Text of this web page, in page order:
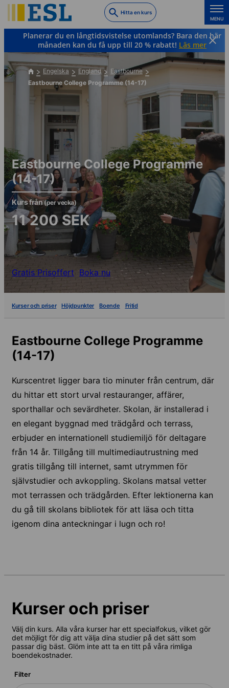
to
main
content
Hitta en kurs
MENU
Planerar du en långtidsvistelse utomlands? Bara den här
månaden kan du få upp till 20 % rabatt! Läs mer
Engelska England
Eastbourne
Eastbourne College Programme (14-17)
Eastbourne College Programme
(14-17)
Kurs från(per vecka)
11 200SEK
Gratis Prisoffert Boka nu
Kurser och priser Höjdpunkter Boende Fritid
Eastbourne College Programme
(14-17)
Kurscentret ligger bara tio minuter från centrum, där
du hittar ett stort urval restauranger, affärer,
sporthallar och sevärdheter. Skolan, är installerad i
en elegant byggnad med trädgård och terrass,
erbjuder en internationell studiemiljö för deltagare
från 14 år. Tillgång till multimediautrustning med
gratis tillgång till internet, samt utrymmen för
självstudier och avkoppling. Skolans matsal vetter
mot terrassen och trädgården. Efter lektionerna kan
du gå till skolans bibliotek för att läsa och titta
igenom dina anteckningar i lugn och ro!
Kurser och priser
Välj din kurs. Alla våra kurser har ett specialfokus, vilket gör
det möjligt för dig att välja dina studier på det sätt som
passar dig bäst. Glöm inte att ta en titt på våra rimliga
boendekostnader.
Filter